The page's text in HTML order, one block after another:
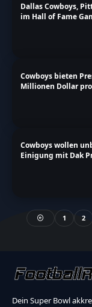
Dallas Cowboys,
im Hall of Fame
Cowboys bieten
Millionen Dollar
Cowboys wollen
Einigung mit Dak
1 2
Dein Super Bowl